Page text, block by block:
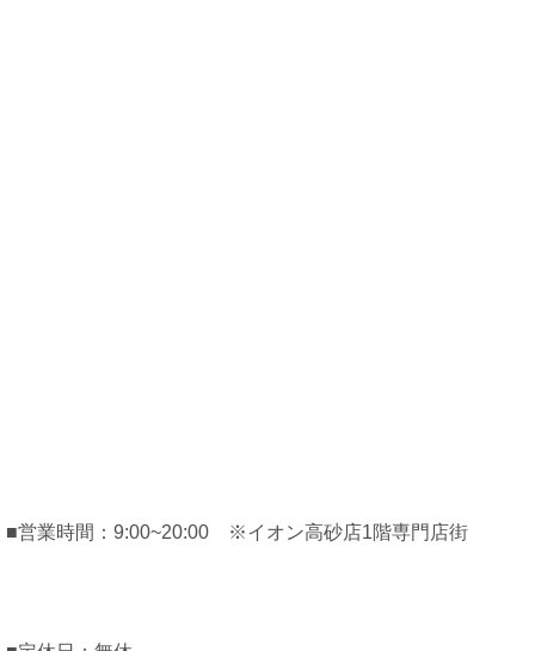
■営業時間：9:00~20:00 ※イオン高砂店1階専門店街